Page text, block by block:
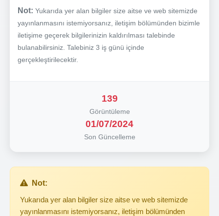
Not: Yukarıda yer alan bilgiler size aitse ve web sitemizde
yayınlanmasını istemiyorsanız, iletişim bölümünden bizimle
iletişime geçerek bilgilerinizin kaldırılması talebinde
bulanabilirsiniz. Talebiniz 3 iş günü içinde
gerçekleştirilecektir.
139
Görüntüleme
01/07/2024
Son Güncelleme
Not:
Yukarıda yer alan bilgiler size aitse ve web sitemizde
yayınlanmasını istemiyorsanız, iletişim bölümünden